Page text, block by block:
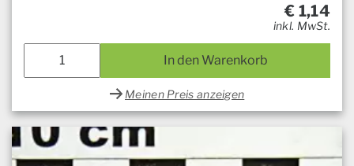
€ 1,14
inkl. MwSt.
In den Warenkorb
Meinen Preis anzeigen